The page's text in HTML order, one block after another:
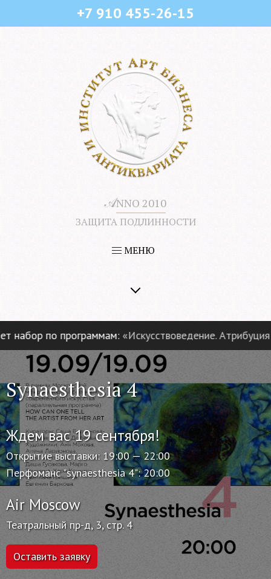
+7 910 455-26-15
𝒜NNO 2010
ЗАЩИТА ПОДЛИННОСТИ
МЕНЮ
по программам:«Искусствоведение. Атрибуция
Synaesthesia 4
Ждем вас 19 сентября!
Открытие выставки: 19:00 — 22:00
Перфоманс "synaesthesia 4": 20:00
Air Moscow
Театральный пр-д, 3, стр. 4
Оставить заявку